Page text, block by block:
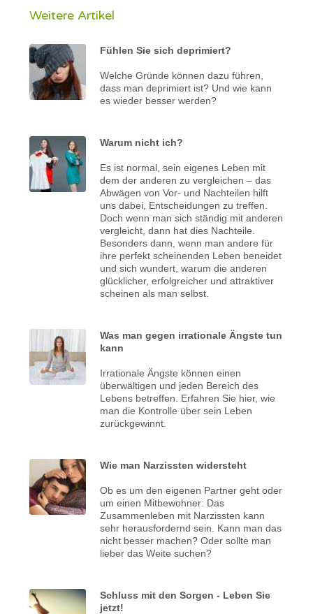
Weitere Artikel
Fühlen Sie sich deprimiert?
Welche Gründe können dazu führen,
dass man deprimiert ist? Und wie kann
es wieder besser werden?
Warum nicht ich?
Es ist normal, sein eigenes Leben mit
dem der anderen zu vergleichen – das
Abwägen von Vor- und Nachteilen hilft
uns dabei, Entscheidungen zu treffen.
Doch wenn man sich ständig mit anderen
vergleicht, dann hat dies Nachteile.
Besonders dann, wenn man andere für
ihre perfekt scheinenden Leben beneidet
und sich wundert, warum die anderen
glücklicher, erfolgreicher und attraktiver
scheinen als man selbst.
Was man gegen irrationale Ängste tun
kann
Irrationale Ängste können einen
überwältigen und jeden Bereich des
Lebens betreffen. Erfahren Sie hier, wie
man die Kontrolle über sein Leben
zurückgewinnt.
Wie man Narzissten widersteht
Ob es um den eigenen Partner geht oder
um einen Mitbewohner: Das
Zusammenleben mit Narzissten kann
sehr herausfordernd sein. Kann man das
nicht besser machen? Oder sollte man
lieber das Weite suchen?
Schluss mit den Sorgen - Leben Sie
jetzt!